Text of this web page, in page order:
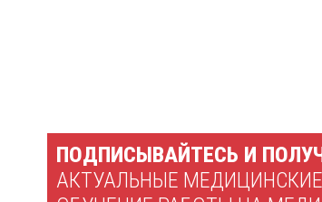
ПОДПИСЫВАЙТЕСЬ И
АКТУАЛЬНЫЕ МЕДИЦИНСКИЕ